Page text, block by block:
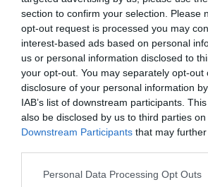
section to confirm your selection. Please
opt-out request is processed you may
interest-based ads based on personal
us or personal information disclosed to
your opt-out. You may separately opt-out
disclosure of your personal information
IAB’s list of downstream participants.
also be disclosed by us to third parties on
Downstream Participants that may
Personal Data Processing Opt Outs
asumió la portavocía, pero no ha
conocida. Compromís sigue utilizando
muleta, como puente con los
pre-Catalá. Pero eso ya no valía y el
contra.
Así las cosas, Mónica Oltra se
mate de los del guiño y la sonrisa
baza. La única que podría reflotar el
descartado, quedaban Joan Baldoví y
llegaron a apuntar a Pere Fuset, pero
capital no lo contemplaba como
parte, el de Sueca se centrará en la